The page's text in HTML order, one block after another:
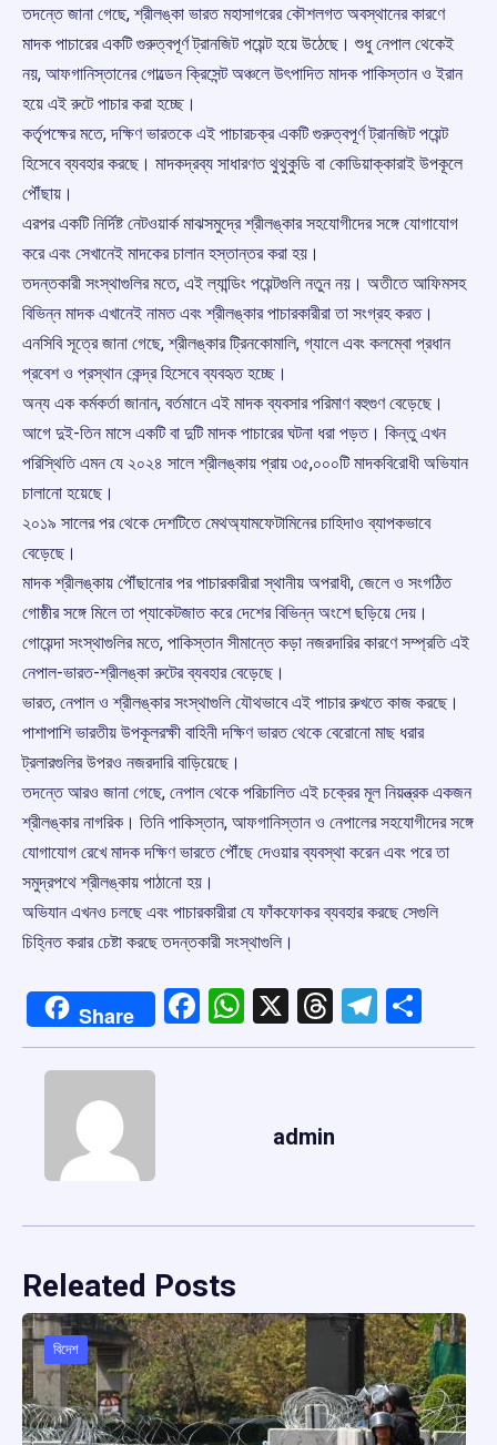
তদন্তে জানা গেছে, শ্রীলঙ্কা ভারত মহাসাগরের কৌশলগত অবস্থানের কারণে
মাদক পাচারের একটি গুরুত্বপূর্ণ ট্রানজিট পয়েন্ট হয়ে উঠেছে। শুধু নেপাল থেকেই
নয়, আফগানিস্তানের গোল্ডেন ক্রিসেন্ট অঞ্চলে উৎপাদিত মাদক পাকিস্তান ও ইরান
হয়ে এই রুটে পাচার করা হচ্ছে।
কর্তৃপক্ষের মতে, দক্ষিণ ভারতকে এই পাচারচক্র একটি গুরুত্বপূর্ণ ট্রানজিট পয়েন্ট
হিসেবে ব্যবহার করছে। মাদকদ্রব্য সাধারণত থুথুকুডি বা কোডিয়াক্কারাই উপকূলে
পৌঁছায়।
এরপর একটি নির্দিষ্ট নেটওয়ার্ক মাঝসমুদ্রে শ্রীলঙ্কার সহযোগীদের সঙ্গে যোগাযোগ
করে এবং সেখানেই মাদকের চালান হস্তান্তর করা হয়।
তদন্তকারী সংস্থাগুলির মতে, এই ল্যান্ডিং পয়েন্টগুলি নতুন নয়। অতীতে আফিমসহ
বিভিন্ন মাদক এখানেই নামত এবং শ্রীলঙ্কার পাচারকারীরা তা সংগ্রহ করত।
এনসিবি সূত্রে জানা গেছে, শ্রীলঙ্কার ট্রিনকোমালি, গ্যালে এবং কলম্বো প্রধান
প্রবেশ ও প্রস্থান কেন্দ্র হিসেবে ব্যবহৃত হচ্ছে।
অন্য এক কর্মকর্তা জানান, বর্তমানে এই মাদক ব্যবসার পরিমাণ বহুগুণ বেড়েছে।
আগে দুই-তিন মাসে একটি বা দুটি মাদক পাচারের ঘটনা ধরা পড়ত। কিন্তু এখন
পরিস্থিতি এমন যে ২০২৪ সালে শ্রীলঙ্কায় প্রায় ৩৫,০০০টি মাদকবিরোধী অভিযান
চালানো হয়েছে।
২০১৯ সালের পর থেকে দেশটিতে মেথঅ্যামফেটামিনের চাহিদাও ব্যাপকভাবে
বেড়েছে।
মাদক শ্রীলঙ্কায় পৌঁছানোর পর পাচারকারীরা স্থানীয় অপরাধী, জেলে ও সংগঠিত
গোষ্ঠীর সঙ্গে মিলে তা প্যাকেটজাত করে দেশের বিভিন্ন অংশে ছড়িয়ে দেয়।
গোয়েন্দা সংস্থাগুলির মতে, পাকিস্তান সীমান্তে কড়া নজরদারির কারণে সম্প্রতি এই
নেপাল-ভারত-শ্রীলঙ্কা রুটের ব্যবহার বেড়েছে।
ভারত, নেপাল ও শ্রীলঙ্কার সংস্থাগুলি যৌথভাবে এই পাচার রুখতে কাজ করছে।
পাশাপাশি ভারতীয় উপকূলরক্ষী বাহিনী দক্ষিণ ভারত থেকে বেরোনো মাছ ধরার
ট্রলারগুলির উপরও নজরদারি বাড়িয়েছে।
তদন্তে আরও জানা গেছে, নেপাল থেকে পরিচালিত এই চক্রের মূল নিয়ন্ত্রক একজন
শ্রীলঙ্কার নাগরিক। তিনি পাকিস্তান, আফগানিস্তান ও নেপালের সহযোগীদের সঙ্গে
যোগাযোগ রেখে মাদক দক্ষিণ ভারতে পৌঁছে দেওয়ার ব্যবস্থা করেন এবং পরে তা
সমুদ্রপথে শ্রীলঙ্কায় পাঠানো হয়।
অভিযান এখনও চলছে এবং পাচারকারীরা যে ফাঁকফোকর ব্যবহার করছে সেগুলি
চিহ্নিত করার চেষ্টা করছে তদন্তকারী সংস্থাগুলি।
Share Facebook
WhatsApp
X Threads
admin
Releated Posts
বিদেশ